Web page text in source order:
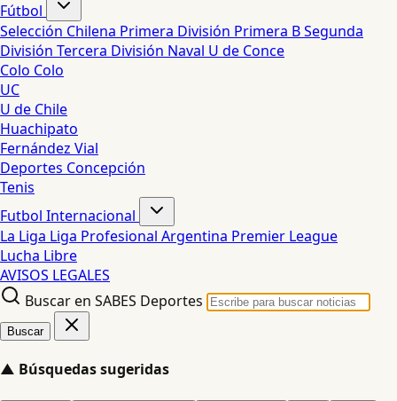
Fútbol
Selección Chilena Primera División Primera BSegunda
División Tercera División Naval U de Conce
Colo Colo
UC
U de Chile
Huachipato
Fernández Vial
Deportes Concepción
Tenis
Futbol Internacional
La Liga Liga Profesional Argentina Premier League
Lucha Libre
AVISOS LEGALES
Buscar en SABES Deportes
Buscar
▲ Búsquedas sugeridas